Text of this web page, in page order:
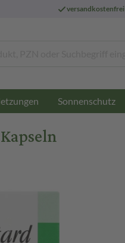
versandkostenfrei
Sonnenschutz